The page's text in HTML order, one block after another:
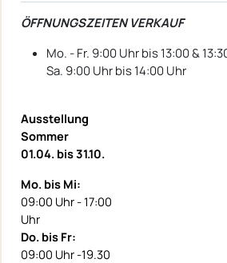
ÖFFNUNGSZEITEN VERKAUF
Mo. - Fr. 9:00 Uhr bis 13:00 &
Sa. 9:00 Uhr bis 14:00 Uhr
Ausstellung
Sommer
01.04. bis 31.10.
Mo. bis Mi:
09:00 Uhr - 17:00
Uhr
Do. bis Fr:
09:00 Uhr -19.30